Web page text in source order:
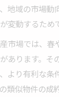
地域の市場動
変動するため
市場では、春
あります。そ
より有利な条
類似物件の成